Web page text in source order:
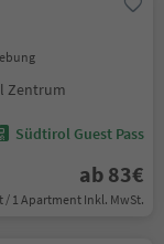
Zentrum
Südtirol Guest Pass
ab 83€
/ 1 Apartment Inkl. MwSt.